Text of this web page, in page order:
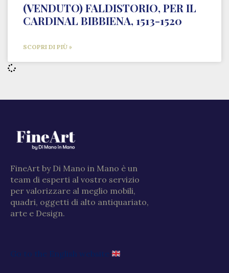
(VENDUTO) FALDISTORIO, PER IL
CARDINAL BIBBIENA, 1513-1520
SCOPRI DI PIÙ »
FineArt by Di Mano in Mano è un
team di esperti al vostro servizio
per valorizzare al meglio mobili,
quadri, oggetti di alto antiquariato,
arte e Design.
Go to the English website